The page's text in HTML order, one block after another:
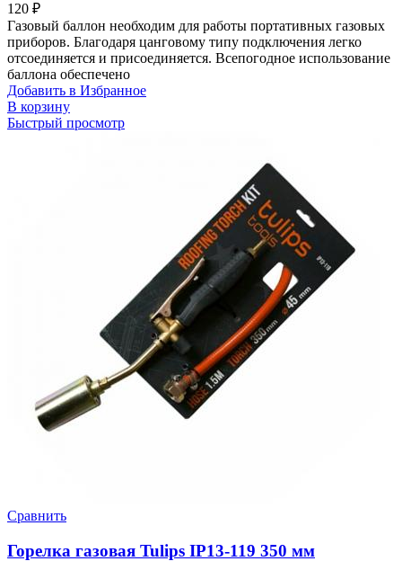
120 ₽
Газовый баллон необходим для работы портативных газовых
приборов. Благодаря цанговому типу подключения легко
отсоединяется и присоединяется. Всепогодное использование
баллона обеспечено
Добавить в Избранное
В корзину
Быстрый просмотр
Сравнить
Горелка газовая Tulips IP13-119 350 мм